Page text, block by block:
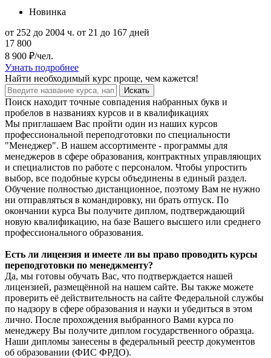
Новинка
от 252 до 2004 ч. от 21 до 167 дней
17 800
8 900 ₽/чел.
Узнать подробнее
Найти необходимый курс проще, чем кажется!
Искать
Поиск находит точные совпадения набранных букв и
пробелов в названиях курсов и в квалификациях
Мы приглашаем Вас пройти один из наших курсов
профессиональной переподготовки по специальности
"Менеджер". В нашем ассортименте - программы для
менеджеров в сфере образования, контрактных управляющих
и специалистов по работе с персоналом. Чтобы упростить
выбор, все подобные курсы объединены в единый раздел.
Обучение полностью дистанционное, поэтому Вам не нужно
ни отправляться в командировку, ни брать отпуск. По
окончании курса Вы получите диплом, подтверждающий
новую квалификацию, на базе Вашего высшего или среднего
профессионального образования.
Есть ли лицензия и имеете ли вы право проводить курсы
переподготовки по менеджменту?
Да, мы готовы обучать Вас, что подтверждается нашей
лицензией, размещённой на нашем сайте. Вы также можете
проверить её действительность на сайте Федеральной службы
по надзору в сфере образования и науки и убедиться в этом
лично. После прохождения выбранного Вами курса по
менеджеру Вы получите диплом государственного образца.
Наши дипломы занесены в федеральный реестр документов
об образовании (ФИС ФРДО).